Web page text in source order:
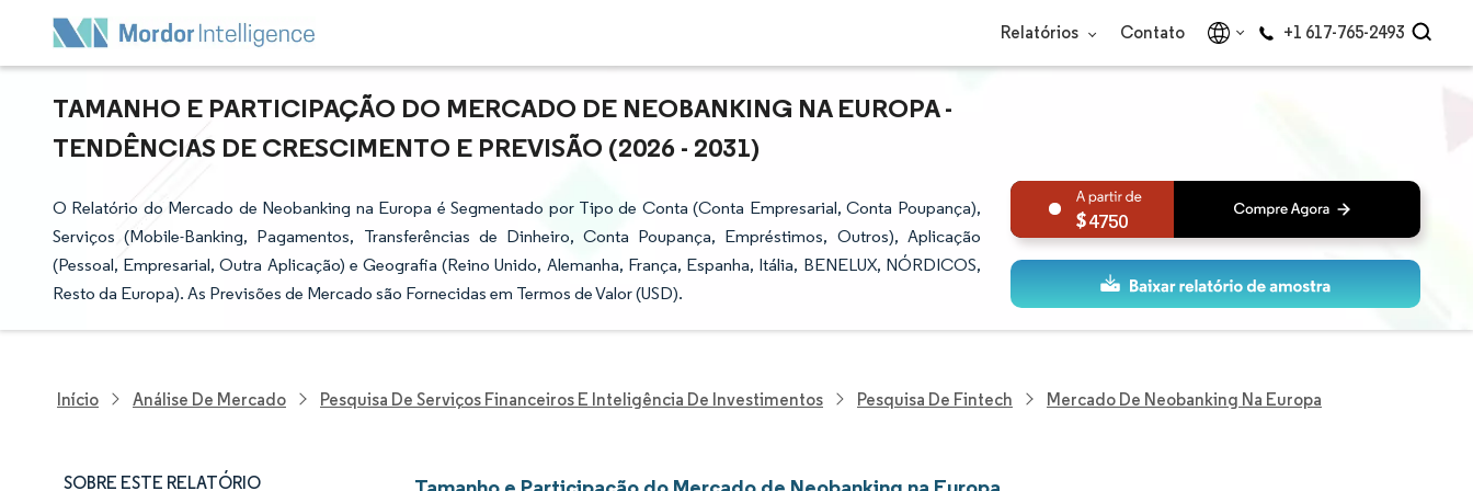
Relatórios Contato +1 617-765-2493
TAMANHO E PARTICIPAÇÃO DO MERCADO DE NEOBANKING NA EUROPA -
TENDÊNCIAS DE CRESCIMENTO E PREVISÃO (2026 - 2031)
O Relatório do Mercado de Neobanking na Europa é Segmentado por Tipo de Conta (Conta Empresarial, Conta Poupança),
Serviços (Mobile-Banking, Pagamentos, Transferências de Dinheiro, Conta Poupança, Empréstimos, Outros), Aplicação
(Pessoal, Empresarial, Outra Aplicação) e Geografia (Reino Unido, Alemanha, França, Espanha, Itália, BENELUX, NÓRDICOS,
Resto da Europa). As Previsões de Mercado são Fornecidas em Termos de Valor (USD).
4750
Início Análise De Mercado Pesquisa De Serviços Financeiros E Inteligência De Investimentos Pesquisa De Fintech Mercado De Neobanking Na Europa
SOBRE ESTE RELATÓRIO